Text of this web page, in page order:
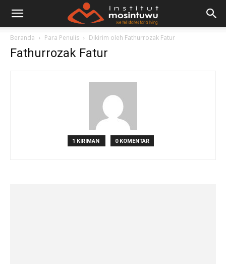
Beranda Para Penulis Dikirim oleh Fathurrozak Fatur
Fathurrozak Fatur
1 KIRIMAN 0 KOMENTAR